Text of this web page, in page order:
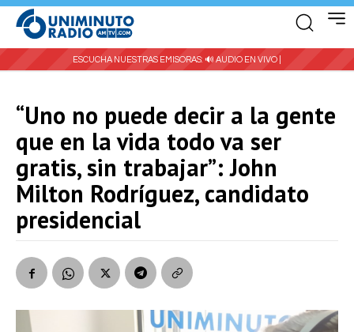
ESCUCHA NUESTRAS EMISORAS: 🔊 AUDIO EN VIVO |
“Uno no puede decir a la gente
que en la vida todo va ser
gratis, sin trabajar”: John
Milton Rodríguez, candidato
presidencial